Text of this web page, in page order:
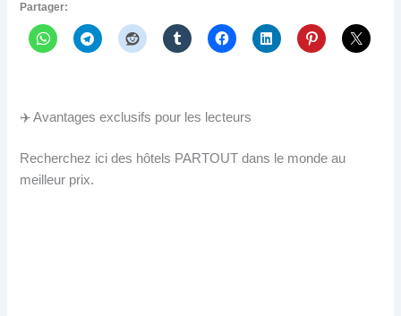
Partager:
✈️ Avantages exclusifs pour les lecteurs
Recherchez ici des hôtels PARTOUT dans le monde au
meilleur prix.